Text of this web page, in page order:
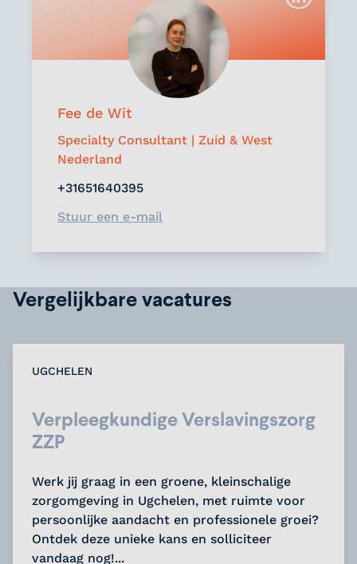
Fee de Wit
Specialty Consultant | Zuid & West
Nederland
+31651640395
Stuur een e-mail
Vergelijkbare vacatures
UGCHELEN
Verpleegkundige Verslavingszorg
ZZP
Werk jij graag in een groene, kleinschalige
zorgomgeving in Ugchelen, met ruimte voor
persoonlijke aandacht en professionele groei?
Ontdek deze unieke kans en solliciteer
vandaag nog!...